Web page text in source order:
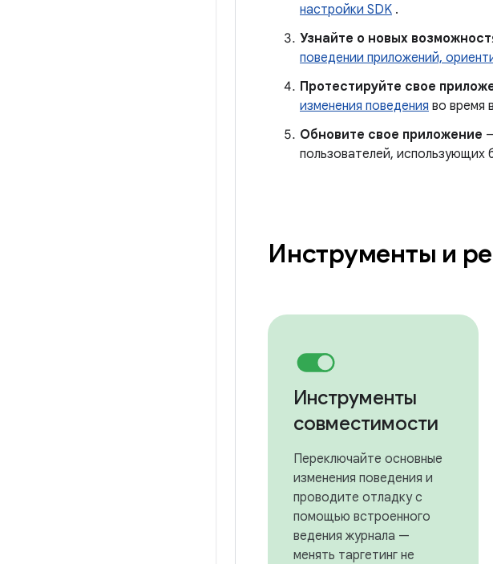
настройки SDK .
Узнайте о новых
поведении приложений,
Протестируйте свое
изменения поведения во время
Обновите свое приложение
пользователей, использующих
Инструменты и
Инструменты
совместимости
Переключайте основные
изменения поведения и
проводите отладку с
помощью встроенного
ведения журнала —
менять таргетинг не